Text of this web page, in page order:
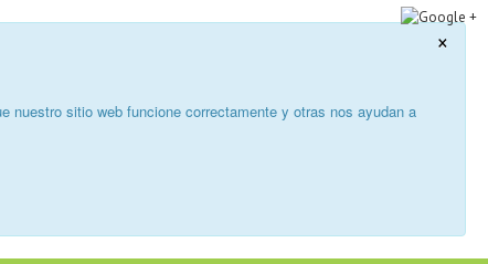
×
nuestro sitio web funcione correctamente y otras nos ayudan a